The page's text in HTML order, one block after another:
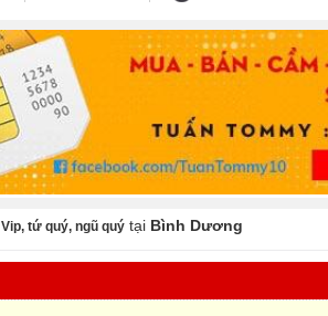
Vip, tứ quý, ngũ quý tại Bình Dương